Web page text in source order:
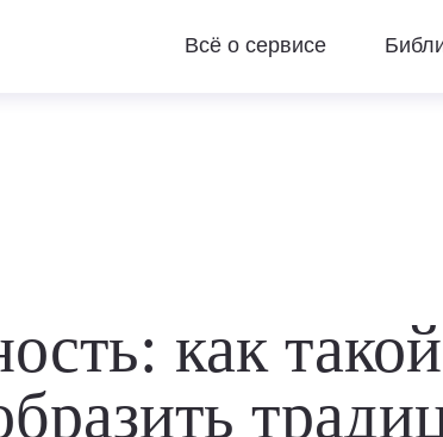
Библиотека
Всё о сервисе
как